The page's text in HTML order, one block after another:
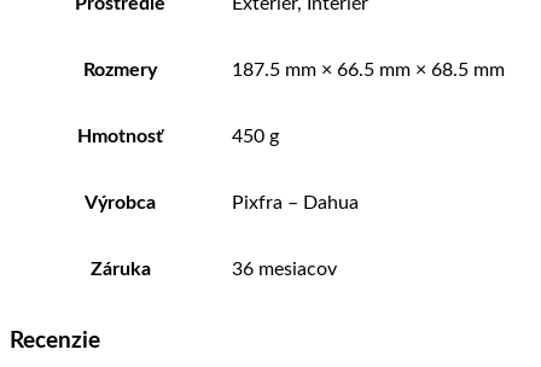
Rozmery 187.5 mm × 66.5 mm × 68.5 mm
Hmotnosť 450 g
Výrobca Pixfra – Dahua
Záruka 36 mesiacov
Recenzie